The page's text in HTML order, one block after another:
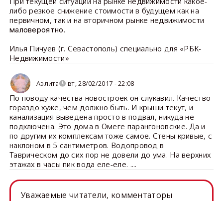
либо резкое снижение стоимости в будущем как на
первичном, так и на вторичном рынке недвижимости
маловероятно.
Илья Пичуев (г. Севастополь) специально для «РБК-
Недвижимости»
Аэлита вт, 28/02/2017 - 22:08
По поводу качества новостроек он слукавил. Качество
гораздо хуже, чем должно быть. И крыши текут, и
канализация выведена просто в подвал, никуда не
подключена. Это дома в Омеге парангоновские. Да и
по другим их комплексам тоже самое. Стены кривые, с
наклоном в 5 сантиметров. Водопровод в
Таврическом до сих пор не довели до ума. На верхних
этажах в часы пик вода еле-еле. ....
Уважаемые читатели, комментаторы